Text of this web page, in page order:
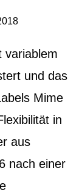
variablem
und das
Mime
in
aus
nach einer